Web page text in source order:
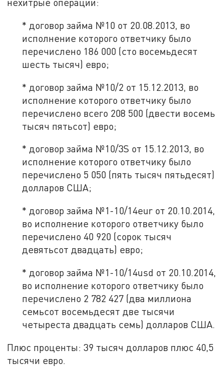
нехитрые операции:
* договор займа №10 от 20.08.2013, во
исполнение которого ответчику было
перечислено 186 000 (сто восемьдесят
шесть тысяч) евро;
* договор займа №10/2 от 15.12.2013, во
исполнение которого ответчику было
перечислено всего 208 500 (двести восемь
тысяч пятьсот) евро;
* договор займа №10/3S от 15.12.2013, во
исполнение которого ответчику было
перечислено 5 050 (пять тысяч пятьдесят)
долларов США;
* договор займа №1-10/14eur от 20.10.2014,
во исполнение которого ответчику было
перечислено 40 920 (сорок тысяч
девятьсот двадцать) евро;
* договор займа №1-10/14usd от 20.10.2014,
во исполнение которого ответчику было
перечислено 2 782 427 (два миллиона
семьсот восемьдесят две тысячи
четыреста двадцать семь) долларов США.
Плюс проценты: 39 тысяч долларов плюс 40,5
тысячи евро.